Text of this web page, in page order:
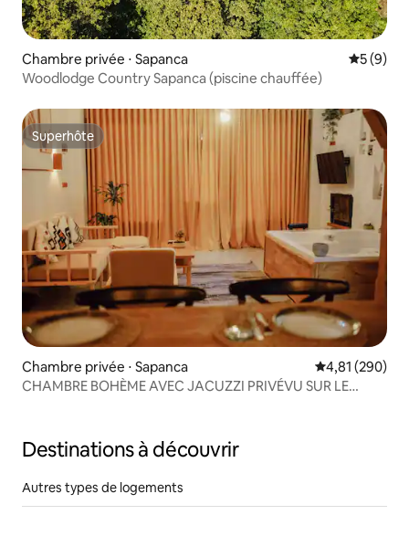
Chambre privée ⋅ Sapanca
5 (9)
Woodlodge Country Sapanca (piscine chauffée)
Superhôte
Superhôte
Chambre privée ⋅ Sapanca Évaluation
4,81 (290)
CHAMBRE BOHÈME AVEC JACUZZI PRIVÉVU SUR LE
Destinations à découvrir
Autres types de logements